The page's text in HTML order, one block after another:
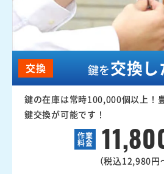
交換 鍵を交換し
鍵の在庫は常時100,000個以上！
鍵交換が可能です！
作業
料金
（税込12,980円